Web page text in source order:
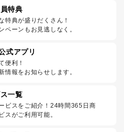
特典
特典が盛りだくさん！
ペーンもお見逃しなく。
式アプリ
便利！
情報をお知らせします。
一覧
ビスをご紹介！24時間365日商
スがご利用可能。